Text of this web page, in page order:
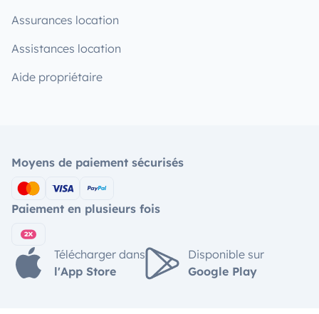
Assurances location
Assistances location
Aide propriétaire
Moyens de paiement sécurisés
Paiement en plusieurs fois
Télécharger dans
l'App Store
Disponible sur
Google Play